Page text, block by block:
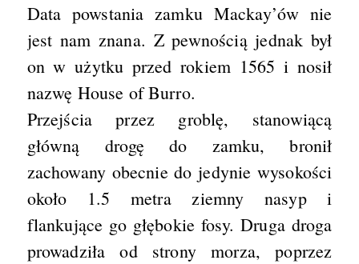
Data powstania zamku Mackay’ów nie
jest nam znana. Z pewnością jednak był
on w użytku przed rokiem 1565 i nosił
nazwę House of Burro.
Przejścia przez groblę, stanowiącą
główną drogę do zamku, bronił
zachowany obecnie do jedynie wysokości
około 1.5 metra ziemny nasyp i
flankujące go głębokie fosy. Druga droga
prowadziła od strony morza, poprzez